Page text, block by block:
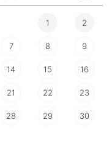
1 2
7 8 9
14 15 16
21 22 23
28 29 30